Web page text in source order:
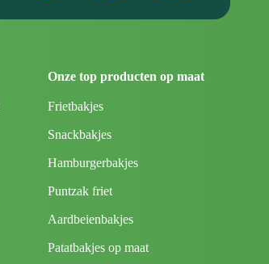
Onze top producten op maat
Frietbakjes
Snackbakjes
Hamburgerbakjes
Puntzak friet
Aardbeienbakjes
Patatbakjes op maat